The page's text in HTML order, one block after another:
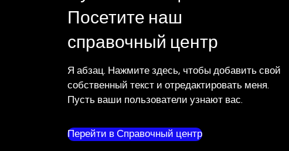
Посетите наш
справочный центр
Я абзац. Нажмите здесь, чтобы добавить свой
собственный текст и отредактировать меня.
Пусть ваши пользователи узнают вас.
Перейти в Справочный центр